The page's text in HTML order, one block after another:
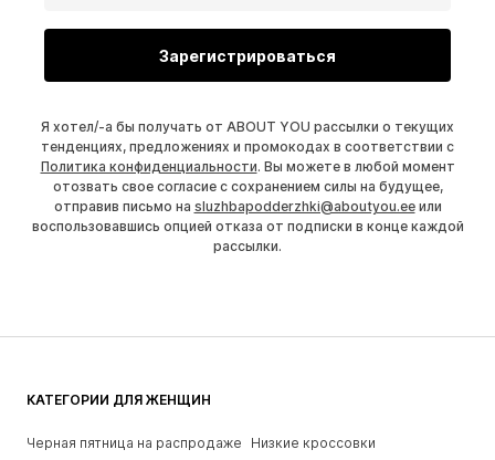
Зарегистрироваться
Я хотел/-а бы получать от ABOUT YOU рассылки о текущих
тенденциях, предложениях и промокодах в соответствии с
Политика конфиденциальности. Вы можете в любой момент
отозвать свое согласие с сохранением силы на будущее,
отправив письмо на sluzhbapodderzhki@aboutyou.eeили
воспользовавшись опцией отказа от подписки в конце каждой
рассылки.
КАТЕГОРИИ ДЛЯ ЖЕНЩИН
Черная пятница на распродаже
Низкие кроссовки